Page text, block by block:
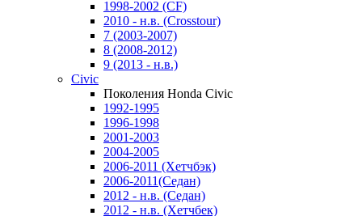
1998-2002 (CF)
2010 - н.в. (Crosstour)
7 (2003-2007)
8 (2008-2012)
9 (2013 - н.в.)
Civic
Поколения Honda Civic
1992-1995
1996-1998
2001-2003
2004-2005
2006-2011 (Хетчбэк)
2006-2011(Седан)
2012 - н.в. (Седан)
2012 - н.в. (Хетчбек)